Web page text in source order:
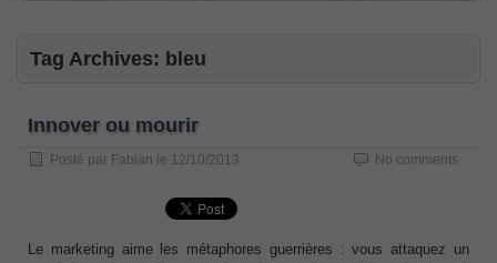
Tag Archives: bleu
Innover ou mourir
Posté par Fabian le 12/10/2013 No comments
Le marketing aime les métaphores guerrières : vous attaquez un